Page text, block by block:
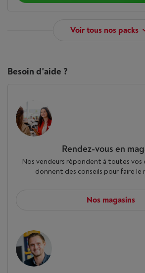
Voir tous nos packs
Besoin d'aide ?
Rendez-vous en
Nos vendeurs répondent à toutes vos
donnent des conseils pour faire le
Nos magasins